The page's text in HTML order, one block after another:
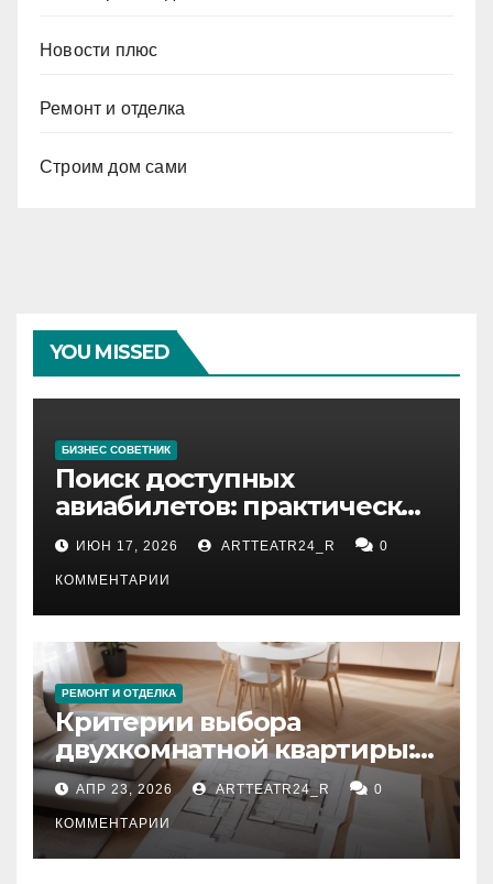
Новости плюс
Ремонт и отделка
Строим дом сами
YOU MISSED
БИЗНЕС СОВЕТНИК
Поиск доступных
авиабилетов: практические
рекомендации
ИЮН 17, 2026 ARTTEATR24_R 0
КОММЕНТАРИИ
РЕМОНТ И ОТДЕЛКА
Критерии выбора
двухкомнатной квартиры:
планировка, площадь,
состояние и документация
АПР 23, 2026 ARTTEATR24_R 0
КОММЕНТАРИИ